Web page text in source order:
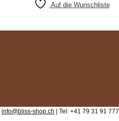
Auf die Wunschliste
info@bliss-shop.ch | Tel: +41 79 31 91